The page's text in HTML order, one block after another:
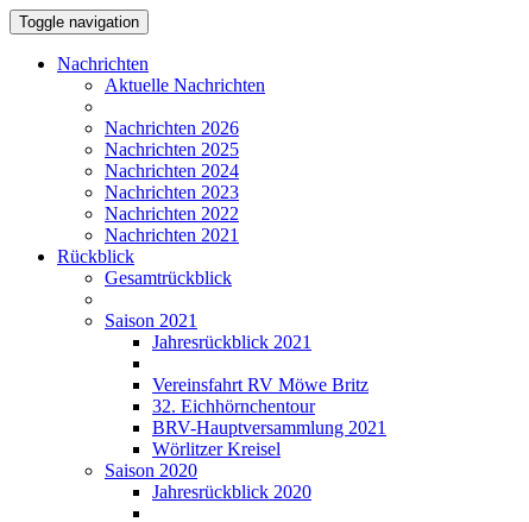
Toggle navigation
Nachrichten
Aktuelle Nachrichten
Nachrichten 2026
Nachrichten 2025
Nachrichten 2024
Nachrichten 2023
Nachrichten 2022
Nachrichten 2021
Rückblick
Gesamtrückblick
Saison 2021
Jahresrückblick 2021
Vereinsfahrt RV Möwe Britz
32. Eichhörnchentour
BRV-Hauptversammlung 2021
Wörlitzer Kreisel
Saison 2020
Jahresrückblick 2020